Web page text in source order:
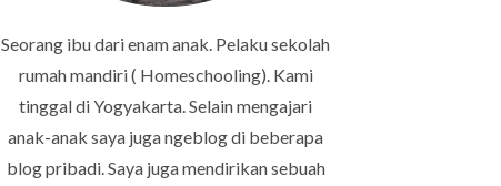
Seorang ibu dari enam anak. Pelaku sekolah
rumah mandiri ( Homeschooling). Kami
tinggal di Yogyakarta. Selain mengajari
anak-anak saya juga ngeblog di beberapa
blog pribadi. Saya juga mendirikan sebuah